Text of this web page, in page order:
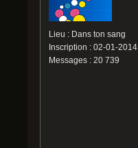
Lieu : Dans ton sang
Inscription : 02-01-2014
Messages : 20 739